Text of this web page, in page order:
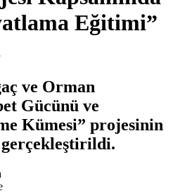
Eğitimi”
ve Orman
Gücünü ve
Kümesi” projesinin